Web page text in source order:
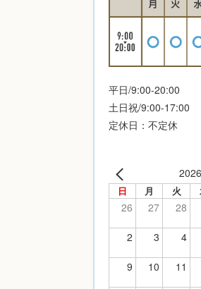
平日/9:00-20:00
土日祝/9:00-17:00
定休日：不定休
日 月 火
26 27 28
2 3 4
9 10 11